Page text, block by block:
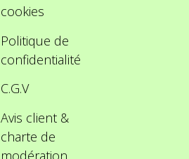
cookies
Politique de
confidentialité
C.G.V
Avis client &
charte de
modération